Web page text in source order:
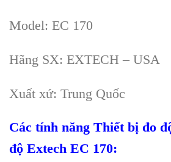
Model: EC 170
Hãng SX: EXTECH – USA
Xuất xứ: Trung Quốc
Các tính năng Thiết bị đo
độ Extech EC 170: